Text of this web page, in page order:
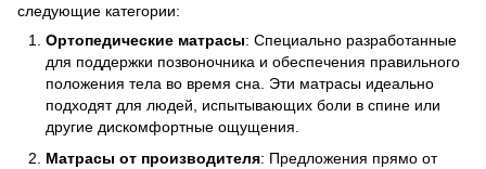
следующие категории:
Ортопедические матрасы: Специально разработанные
для поддержки позвоночника и обеспечения правильного
положения тела во время сна. Эти матрасы идеально
подходят для людей, испытывающих боли в спине или
другие дискомфортные ощущения.
Матрасы от производителя: Предложения прямо от